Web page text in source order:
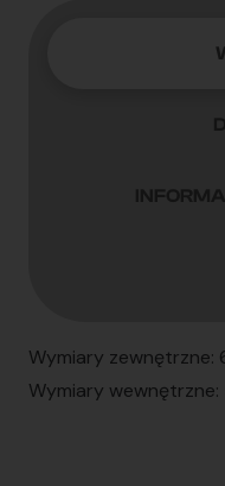
Wymiary zewnętrzne:
Wymiary